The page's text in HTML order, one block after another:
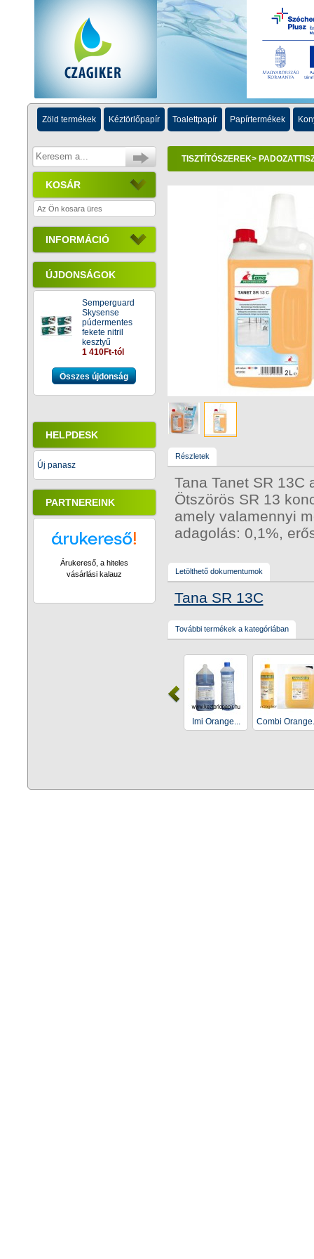
Zöld termékek Kéztörlőpapír Toalettpapír Papírtermékek
KOSÁR
Az Ön kosara üres
INFORMÁCIÓ
ÚJDONSÁGOK
Semperguard
Skysense
púdermentes
fekete nitril
kesztyű
1 410Ft-tól
Összes újdonság
HELPDESK
Új panasz
PARTNEREINK
Árukereső, a hiteles
vásárlási kalauz
TISZTÍTÓSZEREK>
Részletek
Tana Tanet SR
Ötszörös SR 13
amely valamennyi
adagolás: 0,1%,
Letölthető dokumentumok
Tana SR 13C
További termékek a kategóriában
Imi Orange... Combi